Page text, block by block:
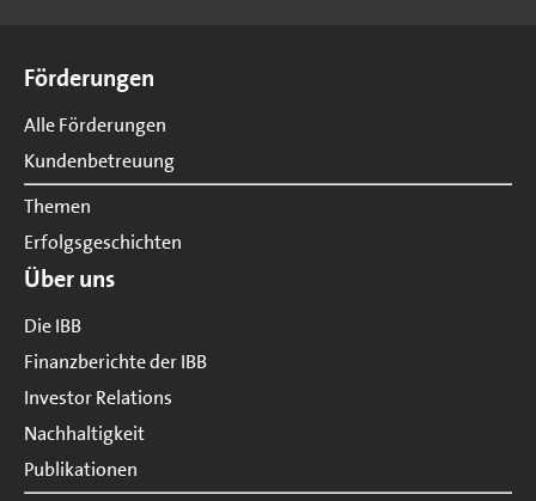
Förderungen
Alle Förderungen
Kundenbetreuung
Themen
Erfolgsgeschichten
Über uns
Die IBB
Finanzberichte der IBB
Investor Relations
Nachhaltigkeit
Publikationen